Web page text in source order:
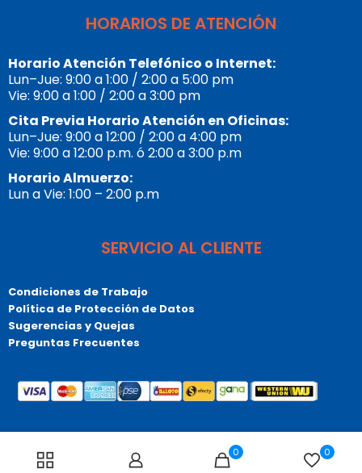
0 0
HORARIOS DE ATENCIÓN
Horario Atención Telefónico o Internet:
Lun–Jue: 9:00 a 1:00 / 2:00 a 5:00 pm
Vie: 9:00 a 1:00 / 2:00 a 3:00 pm
Cita Previa Horario Atención en Oficinas:
Lun–Jue: 9:00 a 12:00 / 2:00 a 4:00 pm
Vie: 9:00 a 12:00 p.m. ó 2:00 a 3:00 p.m
Horario Almuerzo:
Lun a Vie: 1:00 – 2:00 p.m
SERVICIO AL CLIENTE
Condiciones de Trabajo
Política de Protección de Datos
Sugerencias y Quejas
Preguntas Frecuentes
reservados. Bogotá – Colombia – Sur América.